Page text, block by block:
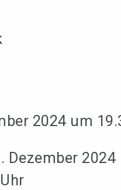
2024 um
Dezember 2024